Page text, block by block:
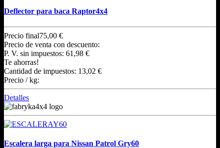
Deflector para baca Raptor4x4
Precio final75,00 €
Precio de venta con descuento:
P. V. sin impuestos: 61,98 €
Te ahorras!
Cantidad de impuestos: 13,02 €
Precio / kg:
Detalles
Escalera larga para Nissan Patrol Gry60